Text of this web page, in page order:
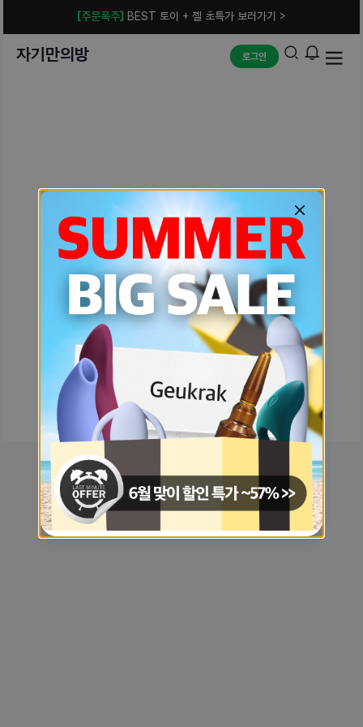
[주문폭주] BEST 토이 + 젤 초특가 보러가기 >
자기만의방 로그인
예상치 못한 에러입니다.